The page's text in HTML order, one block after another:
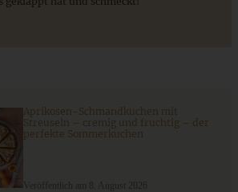
Aprikosen-Schmandkuchen mit
Streuseln – cremig und fruchtig – der
perfekte Sommerkuchen
Veröffentlich am 8. August 2026